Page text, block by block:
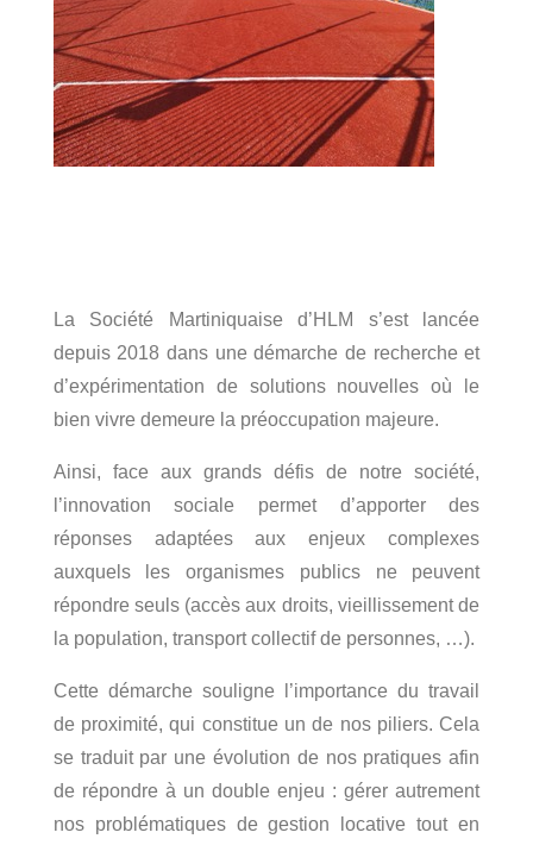
La Société Martiniquaise d’HLM s’est lancée
depuis 2018 dans une démarche de recherche et
d’expérimentation de solutions nouvelles où le
bien vivre demeure la préoccupation majeure.
Ainsi, face aux grands défis de notre société,
l’innovation sociale permet d’apporter des
réponses adaptées aux enjeux complexes
auxquels les organismes publics ne peuvent
répondre seuls (accès aux droits, vieillissement de
la population, transport collectif de personnes, …).
Cette démarche souligne l’importance du travail
de proximité, qui constitue un de nos piliers. Cela
se traduit par une évolution de nos pratiques afin
de répondre à un double enjeu : gérer autrement
nos problématiques de gestion locative tout en